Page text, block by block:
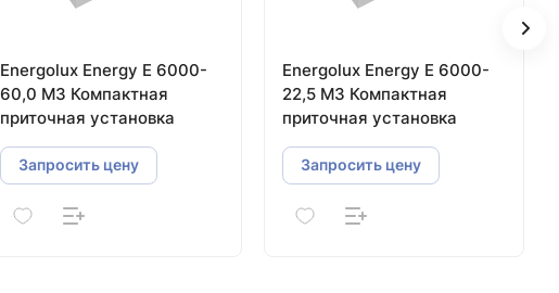
Energolux Energy E 6000-
60,0 M3 Компактная
приточная установка
Запросить цену
Energolux Energy E 6000-
22,5 M3 Компактная
приточная установка
Запросить цену